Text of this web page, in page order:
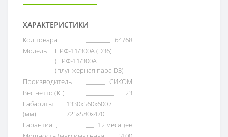
ХАРАКТЕРИСТИКИ
Код товара
64768
Модель
ПРФ-11/300А (D36)
(ПРФ-11/300А
(плунжерная пара D3)
Производитель
СИКОМ
Вес нетто (Кг)
23
Габариты
(мм)
1330x560x600 /
725x580x470
Гарантия
12 месяцев